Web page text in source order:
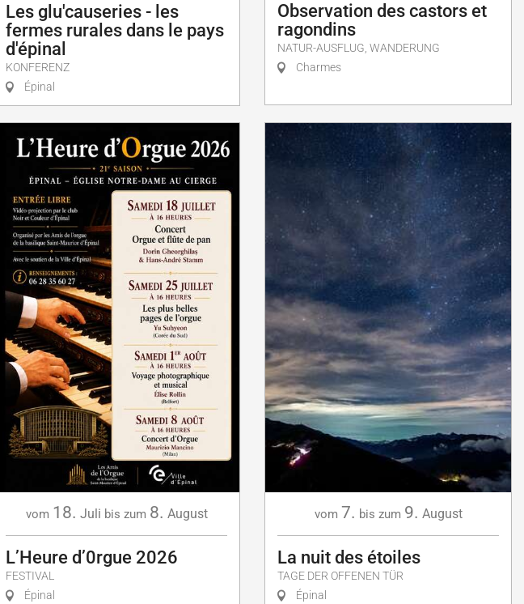
Les glu'causeries - les
fermes rurales dans le pays
d'épinal
KONFERENZ
Épinal
Observation des castors et
ragondins
NATUR-AUSFLUG, WANDERUNG
Charmes
vom 18. Juli bis zum 8. August
L’Heure d’0rgue 2026
FESTIVAL
Épinal
vom 7. bis zum 9. August
La nuit des étoiles
TAGE DER OFFENEN TÜR
Épinal